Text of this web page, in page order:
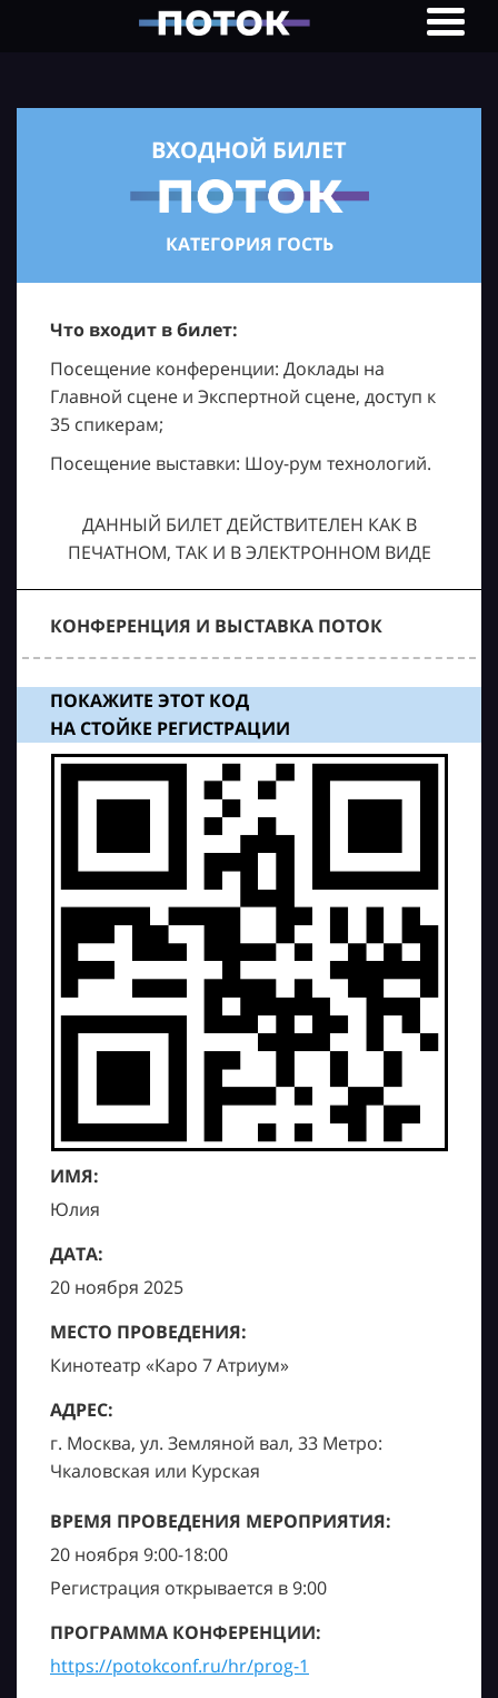
ВХОДНОЙ БИЛЕТ
КАТЕГОРИЯ ГОСТЬ
Что входит в билет:
Посещение конференции: Доклады на
Главной сцене и Экспертной сцене, доступ к
35 спикерам;
Посещение выставки: Шоу-рум технологий.
ДАННЫЙ БИЛЕТ ДЕЙСТВИТЕЛЕН КАК В
ПЕЧАТНОМ, ТАК И В ЭЛЕКТРОННОМ ВИДЕ
КОНФЕРЕНЦИЯ И ВЫСТАВКА ПОТОК
ПОКАЖИТЕ ЭТОТ КОД
НА СТОЙКЕ РЕГИСТРАЦИИ
ИМЯ:
Юлия
ДАТА:
20 ноября 2025
МЕСТО ПРОВЕДЕНИЯ:
Кинотеатр «Каро 7 Атриум»
АДРЕС:
г. Москва, ул. Земляной вал, 33 Метро:
Чкаловская или Курская
ВРЕМЯ ПРОВЕДЕНИЯ МЕРОПРИЯТИЯ:
20 ноября 9:00-18:00
Регистрация открывается в 9:00
ПРОГРАММА КОНФЕРЕНЦИИ:
https://potokconf.ru/hr/prog-1